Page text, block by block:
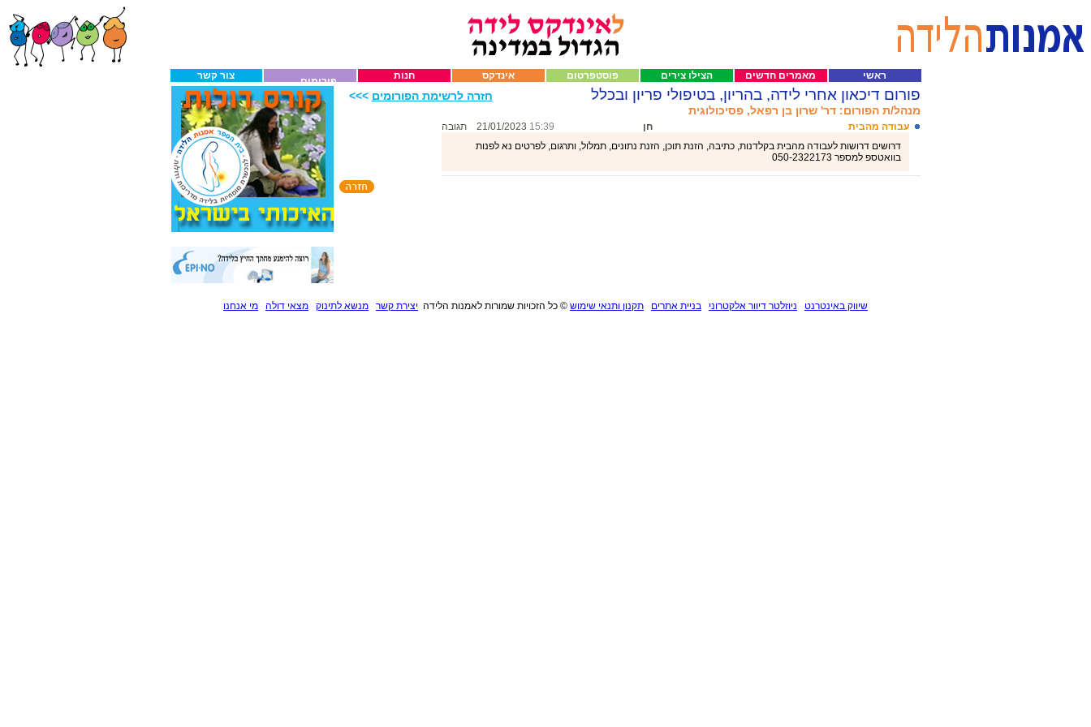
צור קשר פורומים חנות אינדקס פוסטפרטום הצילו צירים מאמרים חדשים ראשי
חזרה לרשימת הפורומים >>> פורום דיכאון אחרי לידה, בהריון, בטיפולי פריון ובכלל
מנהל/ת הפורום: דר' שרון בן רפאל, פסיכולוגית
עבודה מהבית חן 15:39
תגובה
דרושים דרושות לעבודה מהבית בקלדנות, כתיבה, הזנת תוכן, הזנת נתונים, תמלול, ותרגום, לפרטים נא לפנות
בוואטספ למספר 050-2322173
שיווק באינטרנט ניוזלטר דיוור אלקטרוני בניית אתרים תקנון ותנאי שימוש © כל הזכויות שמורות לאמנות הלידה יצירת קשר מנשא לתינוק מצאי דולה מי אנחנו